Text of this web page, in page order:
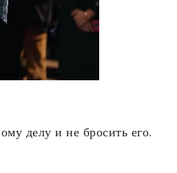
делу и не бросить его.